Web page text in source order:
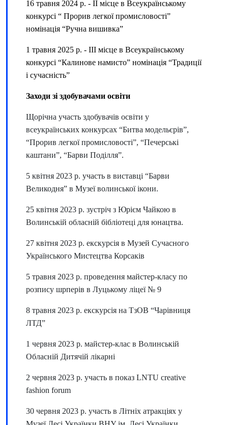
16 травня 2024 р. - ІІ місце в Всеукраїнському
конкурсі “ Прорив легкої промисловості”
номінація “Ручна вишивка”
1 травня 2025 р. - ІІІ місце в Всеукраїнському
конкурсі “Калинове намисто” номінація “Традиції
і сучасність”
Заходи зі здобувачами освіти
Щорічна участь здобувачів освіти у
всеукраїнських конкурсах “Битва модельєрів”,
“Прорив легкої промисловості”, “Печерські
каштани”, “Барви Поділля”.
5 квітня 2023 р. участь в виставці “Барви
Великодня” в Музеї волинської ікони.
25 квітня 2023 р. зустріч з Юрієм Чайкою в
Волинській обласній бібліотеці для юнацтва.
27 квітня 2023 р. екскурсія в Музей Сучасного
Українського Мистецтва Корсаків
5 травня 2023 р. проведення майстер-класу по
розпису шрперів в Луцькому ліцеї № 9
8 травня 2023 р. екскурсія на ТзОВ “Чарівниця
ЛТД”
1 червня 2023 р. майстер-клас в Волинській
Обласній Дитячій лікарні
2 червня 2023 р. участь в показ LNTU creative
fashion forum
30 червня 2023 р. участь в Літніх атракціях у